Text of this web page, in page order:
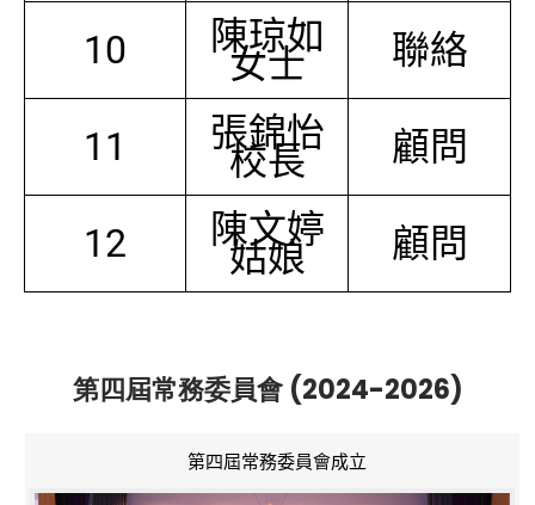
10 陳琼如
女士 聯絡
11 張錦怡
校長 顧問
12 陳文婷
姑娘 顧問
第四屆常務委員會 (2024-2026)
第四屆常務委員會成立